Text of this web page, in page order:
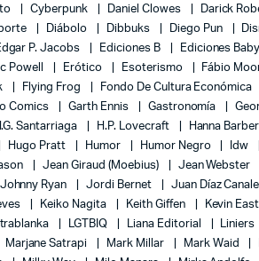
Cyberpunk Daniel Clowes Darick
Diábolo Dibbuks Diego Pun
P. Jacobs Ediciones B Ediciones
Powell Erótico Esoterismo Fábio
Flying Frog Fondo De Cultura Económica
Comics Garth Ennis Gastronomía
Santarriaga H.P. Lovecraft Hanna
Hugo Pratt Humor Humor Negro Idw
Jean Giraud (Moebius) Jean Webster
Johnny Ryan Jordi Bernet Juan Díaz
Keiko Nagita Keith Giffen Kevin
LGTBIQ Liana Editorial Liniers
Marjane Satrapi Mark Millar Mark Waid